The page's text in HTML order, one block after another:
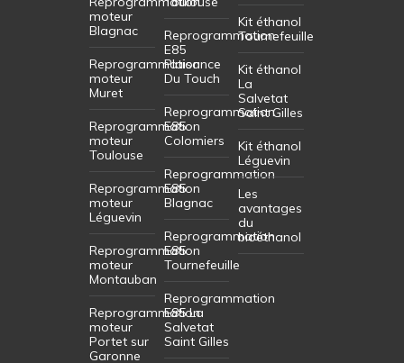
moteur
Blagnac
Reprogrammation
moteur
Muret
Reprogrammation
moteur
Toulouse
Reprogrammation
moteur
Léguevin
Reprogrammation
moteur
Montauban
Reprogrammation
moteur
Portet sur
Garonne
Reprogrammation
E85
Plaisance
Du Touch
Reprogrammation
E85
Colomiers
Reprogrammation
E85
Blagnac
Reprogrammation
E85
Tournefeuille
Reprogrammation
E85 La
Salvetat
Saint Gilles
Kit éthanol
Tournefeuille
Kit éthanol
La
Salvetat
Saint Gilles
Kit éthanol
Léguevin
Les
avantages
du
bioéthanol